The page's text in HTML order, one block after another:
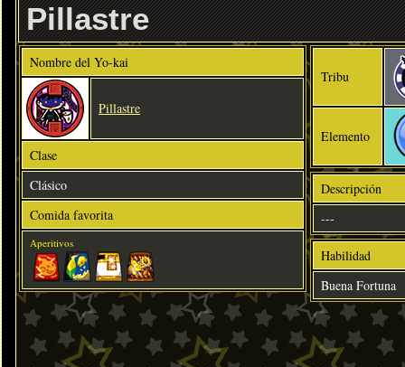
Pillastre
Nombre del Yo-kai
Pillastre
Clase
Clásico
Comida favorita
Aperitivos
Tribu
Elemento
Descripción
---
Habilidad
Buena Fortuna